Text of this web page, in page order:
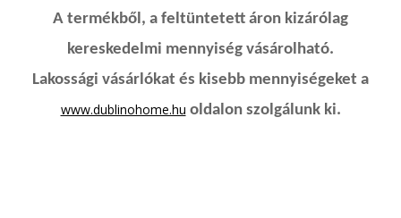
A termékből, a feltüntetett áron kizárólag
kereskedelmi mennyiség vásárolható.
Lakossági vásárlókat és kisebb mennyiségeket a
www.dublinohome.hu oldalon szolgálunk ki.